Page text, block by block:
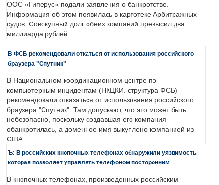
ООО «Гиперус» подали заявления о банкротстве.
Информация об этом появилась в картотеке Арбитражных
судов. Совокупный долг обеих компаний превысил два
миллиарда рублей.
В ФСБ рекомендовали откаться от использования российского
браузера "Спутник"
В Национальном координационном центре по
компьютерным инцидентам (НКЦКИ, структура ФСБ)
рекомендовали отказаться от использования российского
браузера "Спутник". Там допускают, что это может быть
небезопасно, поскольку создавшая его компания
обанкротилась, а доменное имя выкуплено компанией из
США.
Ъ: В российских кнопочных телефонах обнаружили уязвимость,
которая позволяет управлять телефоном посторонним
В кнопочных телефонах, произведенных российским